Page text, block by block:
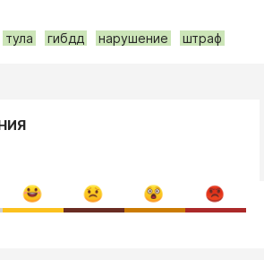
тула гибдд нарушение штраф